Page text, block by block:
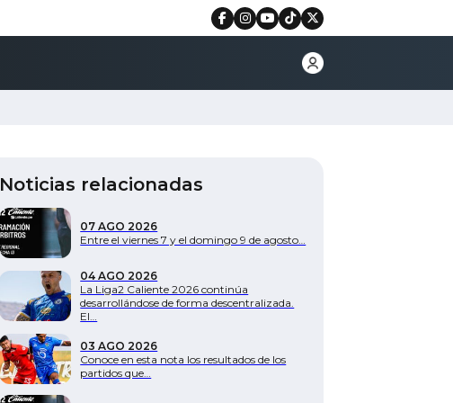
Noticias relacionadas
07 AGO 2026
Entre el viernes 7 y el domingo 9 de agosto…
04 AGO 2026
La Liga2 Caliente 2026 continúa
desarrollándose de forma descentralizada.
El…
03 AGO 2026
Conoce en esta nota los resultados de los
partidos que…